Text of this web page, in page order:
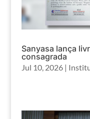
Sanyasa lança
consagrada
Jul 10, 2026|